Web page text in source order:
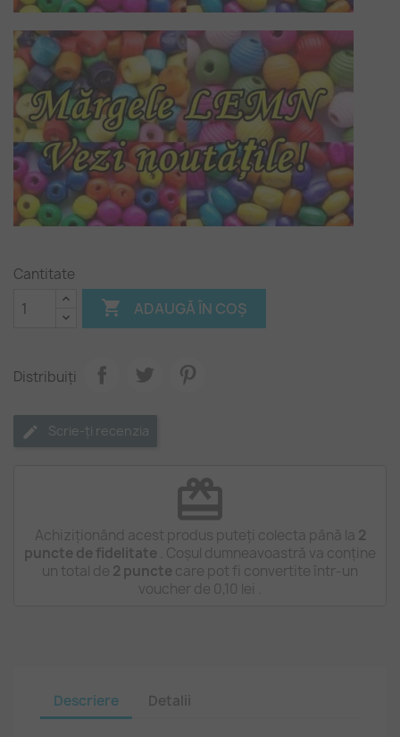
Cantitate
 ADAUGĂ ÎN COȘ
Distribuiți
Scrie-ți recenzia
redeem
Achiziționând acest produs puteți colecta până la 2
puncte de fidelitate . Coșul dumneavoastră va conține
un total de 2 puncte care pot fi convertite într-un
voucher de 0,10 lei
Descriere Detalii